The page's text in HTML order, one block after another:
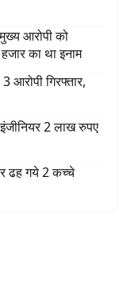
आरोपी को
का था इनाम
आरोपी गिरफ्तार,
इंजीनियर 2 लाख रुपए
ढह गये 2 कच्चे